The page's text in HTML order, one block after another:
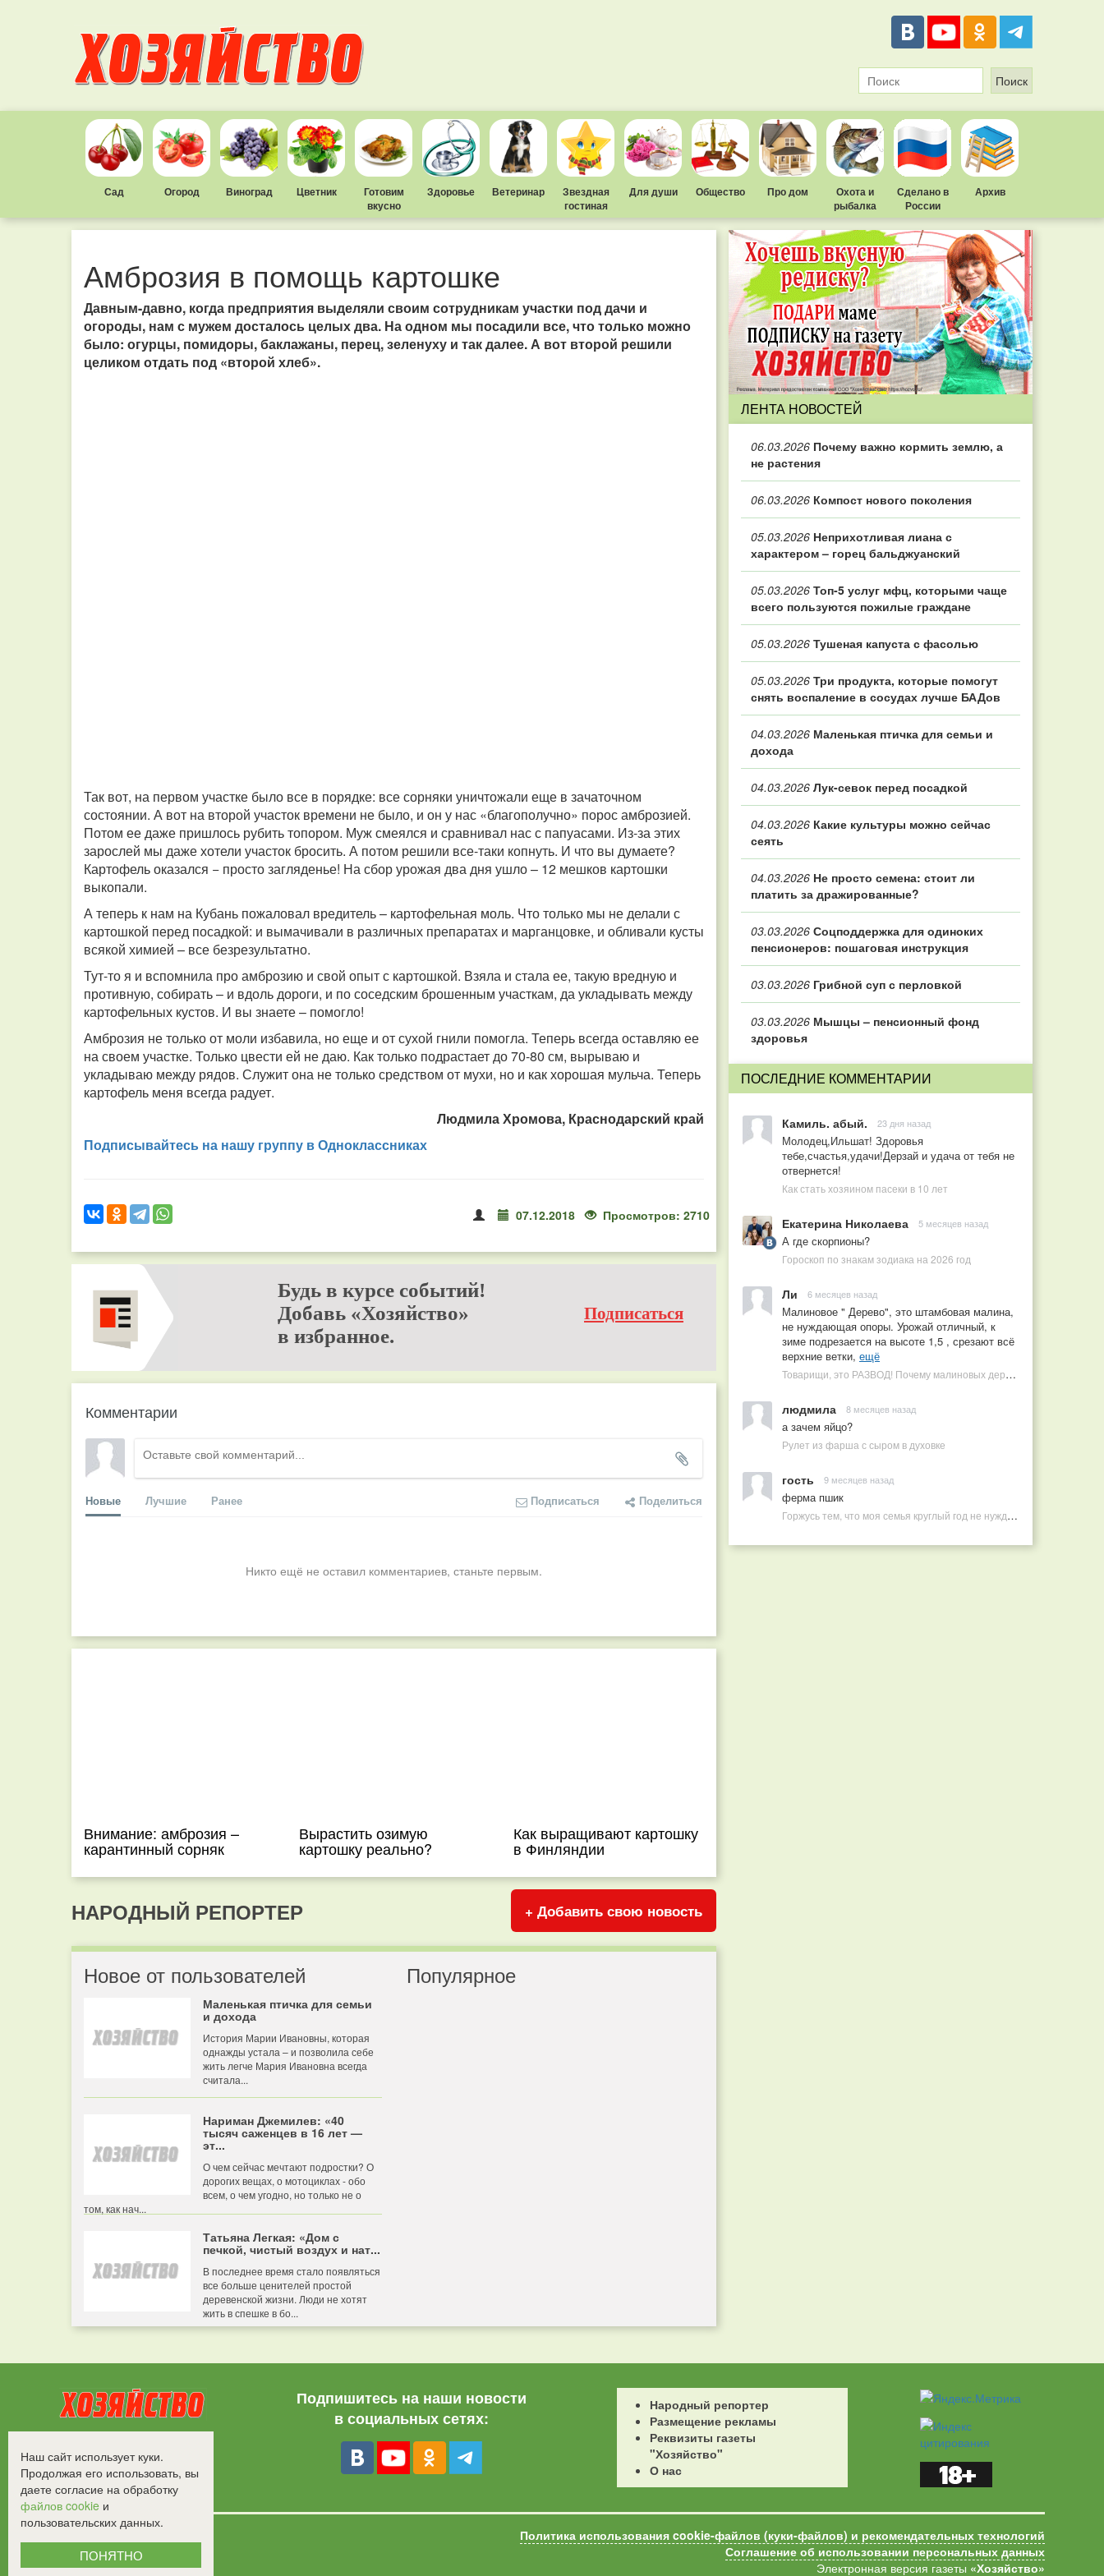
Сад Огород Виноград Цветник
Готовим
вкусно
Здоровье Ветеринар
Звездная
гостиная
Для души Общество Про дом
Охота и
рыбалка
Сделано в
России
Архив
Амброзия в помощь картошке
Давным-давно, когда предприятия выделяли своим сотрудникам участки под дачи и
огороды, нам с мужем досталось целых два. На одном мы посадили все, что только можно
было: огурцы, помидоры, баклажаны, перец, зеленуху и так далее. А вот второй решили
целиком отдать под «второй хлеб».
Так вот, на первом участке было все в порядке: все сорняки уничтожали еще в зачаточном
состоянии. А вот на второй участок времени не было, и он у нас «благополучно» порос амброзией.
Потом ее даже пришлось рубить топором. Муж смеялся и сравнивал нас с папуасами. Из-за этих
зарослей мы даже хотели участок бросить. А потом решили все-таки копнуть. И что вы думаете?
Картофель оказался − просто загляденье! На сбор урожая два дня ушло – 12 мешков картошки
выкопали.
А теперь к нам на Кубань пожаловал вредитель – картофельная моль. Что только мы не делали с
картошкой перед посадкой: и вымачивали в различных препаратах и марганцовке, и обливали кусты
всякой химией – все безрезультатно.
Тут-то я и вспомнила про амброзию и свой опыт с картошкой. Взяла и стала ее, такую вредную и
противную, собирать – и вдоль дороги, и по соседским брошенным участкам, да укладывать между
картофельных кустов. И вы знаете – помогло!
Амброзия не только от моли избавила, но еще и от сухой гнили помогла. Теперь всегда оставляю ее
на своем участке. Только цвести ей не даю. Как только подрастает до 70-80 см, вырываю и
укладываю между рядов. Служит она не только средством от мухи, но и как хорошая мульча. Теперь
картофель меня всегда радует.
Людмила Хромова, Краснодарский край
Подписывайтесь на нашу группу в Одноклассниках
07.12.2018 Просмотров: 2710
Будь в курсе событий!
Добавь «Хозяйство»
в избранное.
Подписаться
Комментарии
Новые Лучшие Ранее Подписаться Поделиться
Никто ещё не оставил комментариев, станьте первым.
Внимание: амброзия –
карантинный сорняк
Вырастить озимую
картошку реально?
Как выращивают картошку
в Финляндии
НАРОДНЫЙ РЕПОРТЕР + Добавить свою новость
Новое от пользователей
Маленькая птичка для семьи
и дохода
История Марии Ивановны, которая
однажды устала – и позволила себе
жить легче Мария Ивановна всегда
считала...
Нариман Джемилев: «40
тысяч саженцев в 16 лет —
эт...
О чем сейчас мечтают подростки? О
дорогих вещах, о мотоциклах - обо
всем, о чем угодно, но только не о
том, как нач...
Татьяна Легкая: «Дом с
печкой, чистый воздух и нат...
В последнее время стало появляться
все больше ценителей простой
деревенской жизни. Люди не хотят
жить в спешке в бо...
Популярное
ЛЕНТА НОВОСТЕЙ
06.03.2026 Почему важно кормить землю, а
не растения
06.03.2026 Компост нового поколения
05.03.2026 Неприхотливая лиана с
характером – горец бальджуанский
05.03.2026 Топ‑5 услуг мфц, которыми чаще
всего пользуются пожилые граждане
05.03.2026 Тушеная капуста с фасолью
05.03.2026 Три продукта, которые помогут
снять воспаление в сосудах лучше БАДов
04.03.2026 Маленькая птичка для семьи и
дохода
04.03.2026 Лук-севок перед посадкой
04.03.2026 Какие культуры можно сейчас
сеять
04.03.2026 Не просто семена: стоит ли
платить за дражированные?
03.03.2026 Соцподдержка для одиноких
пенсионеров: пошаговая инструкция
03.03.2026 Грибной суп с перловкой
03.03.2026 Мышцы – пенсионный фонд
здоровья
ПОСЛЕДНИЕ КОММЕНТАРИИ
Камиль. абый. 23 дня назад
Молодец,Ильшат! Здоровья
тебе,счастья,удачи!Дерзай и удача от тебя не
отвернется!
Как стать хозяином пасеки в 10 лет
Екатерина Николаева 5 месяцев назад
А где скорпионы?
Гороскоп по знакам зодиака на 2026 год
Ли 6 месяцев назад
Малиновое " Дерево", это штамбовая малина,
не нуждающая опоры. Урожай отличный, к
зиме подрезается на высоте 1,5 , срезают всё
верхние ветки, ещё
Товарищи, это РАЗВОД! Почему малиновых деревьев не бывает, или Как ушлые продавцы наживаются на мечтах садоводов
людмила 8 месяцев назад
а зачем яйцо?
Рулет из фарша с сыром в духовке
гость 9 месяцев назад
ферма пшик
Горжусь тем, что моя семья круглый год не нуждается в покупных витаминах
Все права защищены.
©2008-2017 - "Хозяйство"
Подпишитесь на наши новости
в социальных сетях:
Народный репортер
Размещение рекламы
Реквизиты газеты
"Хозяйство"
О нас
Политика использования cookie-файлов (куки-файлов) и рекомендательных технологий
Соглашение об использовании персональных данных
Электронная версия газеты «Хозяйство»
Наш сайт использует куки.
Продолжая его использовать, вы
даете согласие на обработку
файлов cookie и
пользовательских данных.
ПОНЯТНО